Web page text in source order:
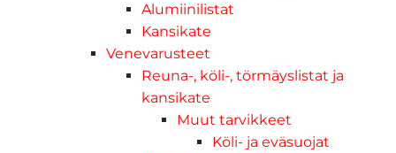
Alumiinilistat
Kansikate
Venevarusteet
Reuna-, köli-, törmäyslistat ja
kansikate
Muut tarvikkeet
Köli- ja eväsuojat